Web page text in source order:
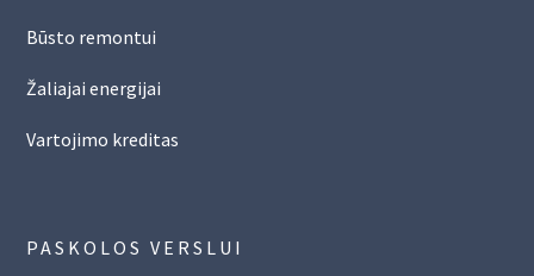
Būsto remontui
Žaliajai energijai
Vartojimo kreditas
PASKOLOS VERSLUI